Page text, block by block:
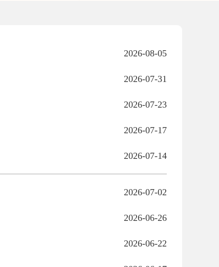
2026-08-05
2026-07-31
2026-07-23
2026-07-17
2026-07-14
2026-07-02
2026-06-26
2026-06-22